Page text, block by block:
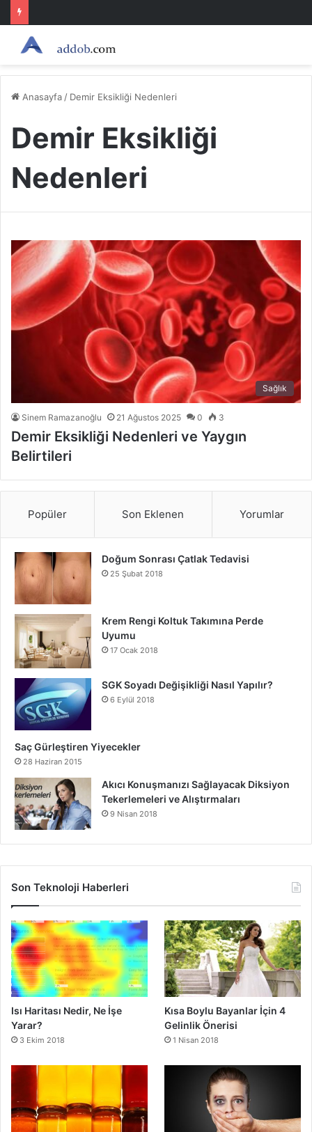
Anasayfa / Demir Eksikliği Nedenleri
Demir Eksikliği
Nedenleri
Sağlık
Sinem Ramazanoğlu 21 Ağustos 2025 0 3
Demir Eksikliği Nedenleri ve Yaygın
Belirtileri
Popüler Son Eklenen Yorumlar
Doğum Sonrası Çatlak Tedavisi
25 Şubat 2018
Krem Rengi Koltuk Takımına Perde
Uyumu
17 Ocak 2018
SGK Soyadı Değişikliği Nasıl Yapılır?
6 Eylül 2018
Saç Gürleştiren Yiyecekler
28 Haziran 2015
Akıcı Konuşmanızı Sağlayacak Diksiyon
Tekerlemeleri ve Alıştırmaları
9 Nisan 2018
Son Teknoloji Haberleri
Isı Haritası Nedir, Ne İşe
Yarar?
3 Ekim 2018
Kısa Boylu Bayanlar İçin 4
Gelinlik Önerisi
1 Nisan 2018